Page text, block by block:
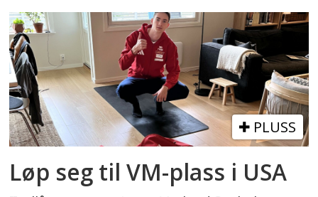
PLUSS
Løp seg til VM-plass i USA